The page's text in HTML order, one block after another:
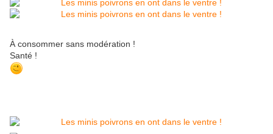
À consommer sans modération !
Santé !